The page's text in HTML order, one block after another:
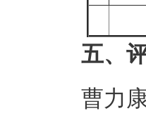
五、
曹力